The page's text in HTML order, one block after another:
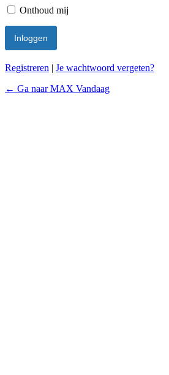
Onthoud mij
Registreren | Je wachtwoord vergeten?
← Ga naar MAX Vandaag